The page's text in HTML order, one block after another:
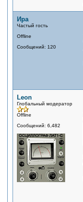
Ира
Частый гость
Offline
Сообщений: 120
Leon
Глобальный модератор
Offline
Сообщений: 6,482